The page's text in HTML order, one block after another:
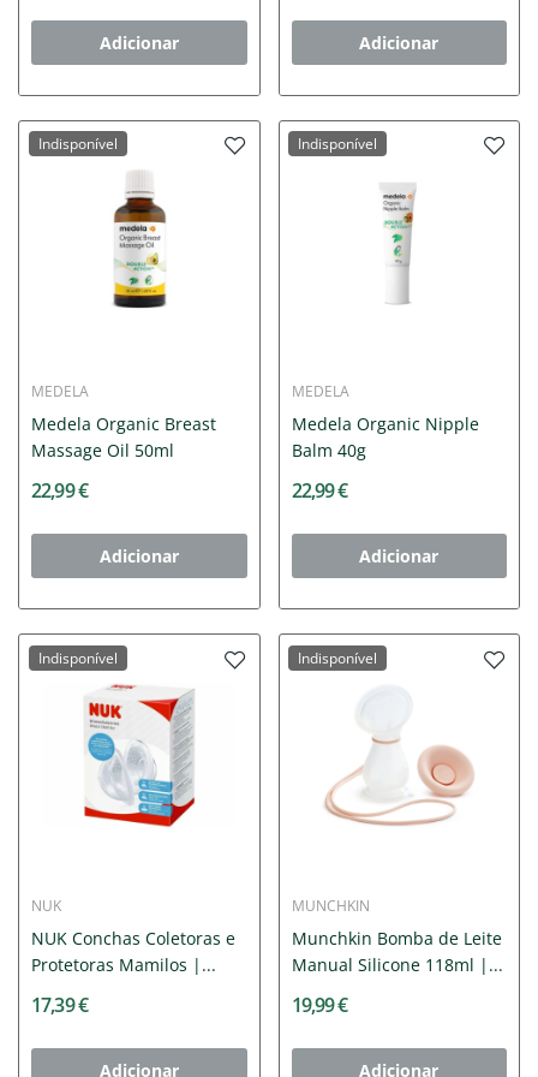
Adicionar Adicionar
Indisponível
MEDELA
Medela Organic Breast
Massage Oil 50ml
22,99 €
Adicionar
Indisponível
MEDELA
Medela Organic Nipple
Balm 40g
22,99 €
Adicionar
Indisponível
NUK
NUK Conchas Coletoras e
Protetoras Mamilos |...
17,39 €
Adicionar
Indisponível
MUNCHKIN
Munchkin Bomba de Leite
Manual Silicone 118ml |...
19,99 €
Adicionar